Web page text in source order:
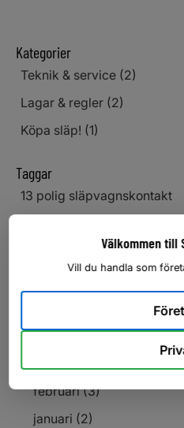
Kategorier
Teknik & service (2)
Lagar & regler (2)
Köpa släp! (1)
Taggar
13 polig släpvagnskontakt
Körkortsregler
februari (3)
januari (2)
Välkommen till
Vill du handla som